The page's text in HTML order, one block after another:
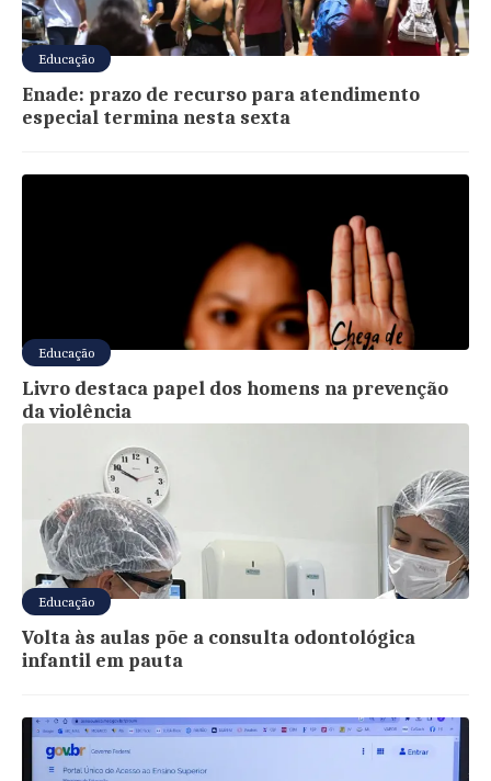
Educação
Enade: prazo de recurso para atendimento
especial termina nesta sexta
Educação
Livro destaca papel dos homens na prevenção
da violência
Educação
Volta às aulas põe a consulta odontológica
infantil em pauta